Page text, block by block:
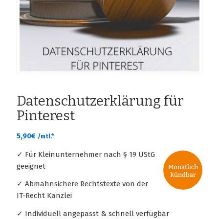
Datenschutzerklärung für
Pinterest
5,90€ /mtl.*
✓ Für Kleinunternehmer nach § 19 UStG
geeignet
✓ Abmahnsichere Rechtstexte von der
IT-Recht Kanzlei
✓ Individuell angepasst & schnell verfügbar